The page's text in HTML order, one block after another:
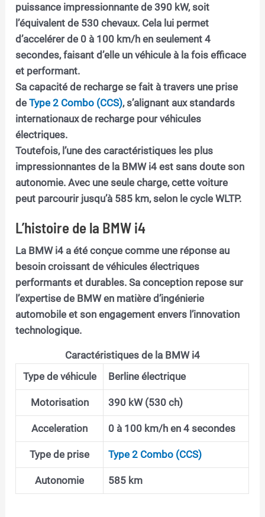
puissance impressionnante de 390 kW, soit
l’équivalent de 530 chevaux. Cela lui permet
d’accelérer de 0 à 100 km/h en seulement 4
secondes, faisant d’elle un véhicule à la fois efficace
et performant.
Sa capacité de recharge se fait à travers une prise
deType 2 Combo (CCS), s’alignant aux standards
internationaux de recharge pour véhicules
électriques.
Toutefois, l’une des caractéristiques les plus
impressionnantes de la BMW i4 est sans doute son
autonomie. Avec une seule charge, cette voiture
peut parcourir jusqu’à 585 km, selon le cycle WLTP.
L’histoire de la BMW i4
La BMW i4 a été conçue comme une réponse au
besoin croissant de véhicules électriques
performants et durables. Sa conception repose sur
l’expertise de BMW en matière d’ingénierie
automobile et son engagement envers l’innovation
technologique.
Caractéristiques de la BMW i4
Type de véhicule
Berline électrique
Motorisation 390 kW (530 ch)
Acceleration 0 à 100 km/h en 4 secondes
Type de prise Type 2 Combo (CCS)
Autonomie 585 km